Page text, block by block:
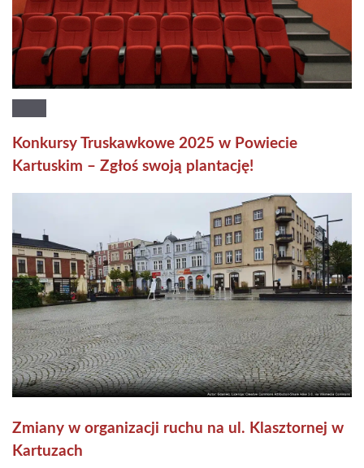
Konkursy Truskawkowe 2025 w Powiecie
Kartuskim – Zgłoś swoją plantację!
Zmiany w organizacji ruchu na ul. Klasztornej w
Kartuzach